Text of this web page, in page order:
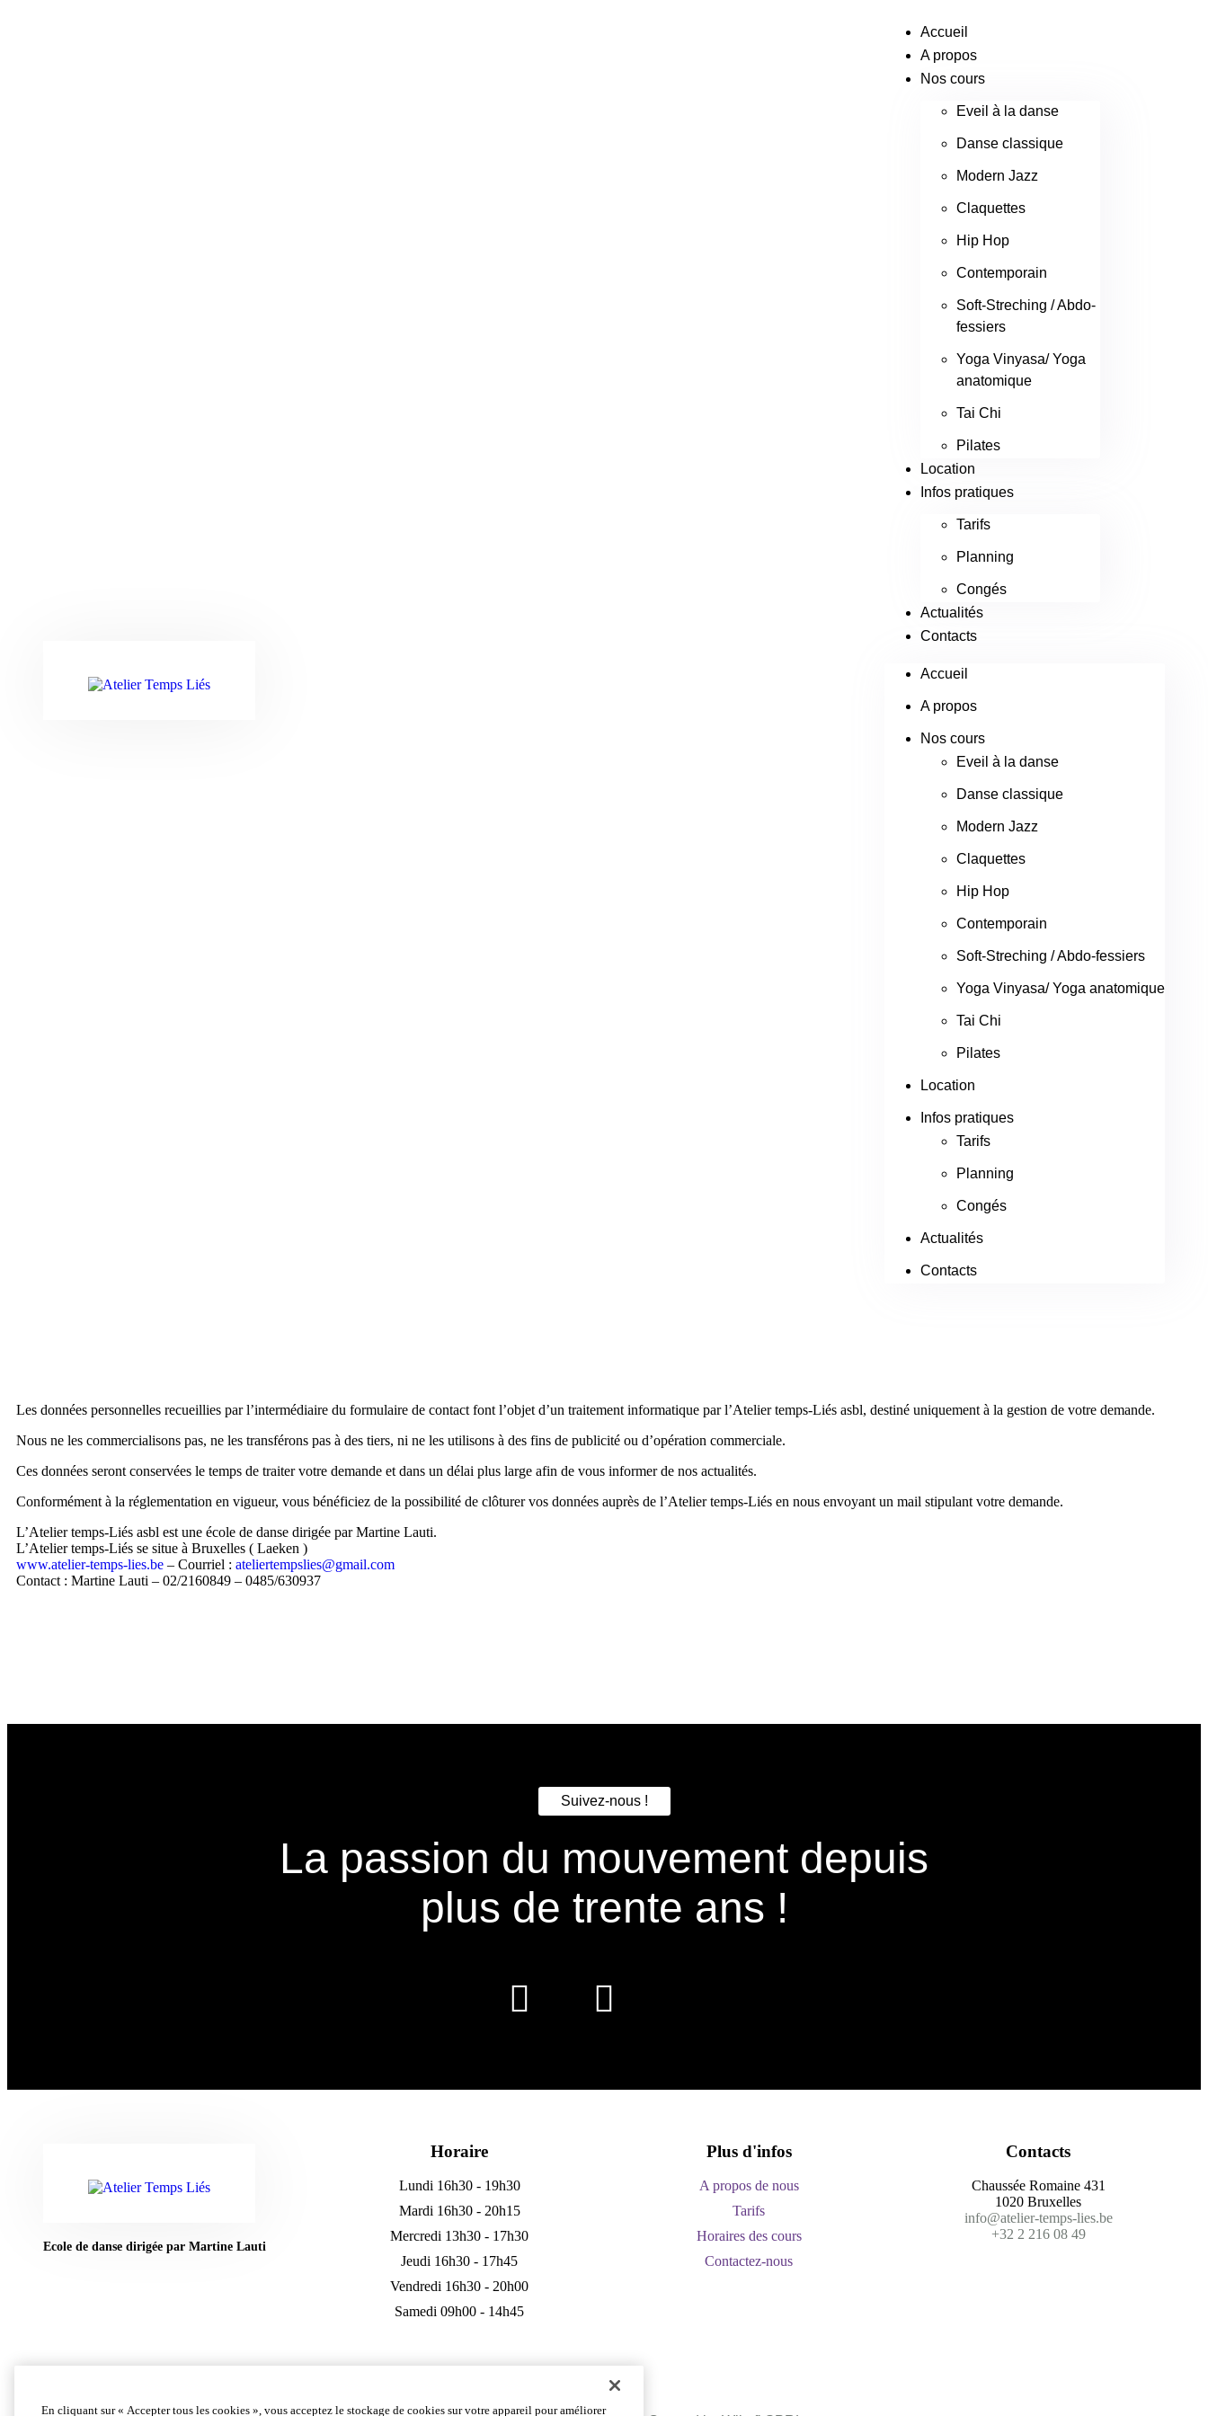
Accueil
A propos
Nos cours
Eveil à la danse
Danse classique
Modern Jazz
Claquettes
Hip Hop
Contemporain
Soft-Streching / Abdo-
fessiers
Yoga Vinyasa/ Yoga
anatomique
Tai Chi
Pilates
Location
Infos pratiques
Tarifs
Planning
Congés
Actualités
Contacts
Accueil
A propos
Nos cours
Eveil à la danse
Danse classique
Modern Jazz
Claquettes
Hip Hop
Contemporain
Soft-Streching / Abdo-fessiers
Yoga Vinyasa/ Yoga anatomique
Tai Chi
Pilates
Location
Infos pratiques
Tarifs
Planning
Congés
Actualités
Contacts
Les données personnelles recueillies par l’intermédiaire du formulaire de contact font l’objet d’un traitement informatique par l’Atelier temps-Liés asbl, destiné uniquement à la gestion de votre demande.
Nous ne les commercialisons pas, ne les transférons pas à des tiers, ni ne les utilisons à des fins de publicité ou d’opération commerciale.
Ces données seront conservées le temps de traiter votre demande et dans un délai plus large afin de vous informer de nos actualités.
Conformément à la réglementation en vigueur, vous bénéficiez de la possibilité de clôturer vos données auprès de l’Atelier temps-Liés en nous envoyant un mail stipulant votre demande.
L’Atelier temps-Liés asbl est une école de danse dirigée par Martine Lauti.
L’Atelier temps-Liés se situe à Bruxelles ( Laeken )
www.atelier-temps-lies.be – Courriel : ateliertempslies@gmail.com
Contact : Martine Lauti – 02/2160849 – 0485/630937
Suivez-nous !
La passion du mouvement depuis
plus de trente ans !
Ecole de danse dirigée par Martine Lauti
Horaire
Lundi 16h30 - 19h30
Mardi 16h30 - 20h15
Mercredi 13h30 - 17h30
Jeudi 16h30 - 17h45
Vendredi 16h30 - 20h00
Samedi 09h00 - 14h45
Plus d'infos
A propos de nous
Tarifs
Horaires des cours
Contactez-nous
Contacts
Chaussée Romaine 431
1020 Bruxelles
info@atelier-temps-lies.be
+32 2 216 08 49
En cliquant sur « Accepter tous les cookies », vous acceptez le stockage de cookies sur votre appareil pour améliorer